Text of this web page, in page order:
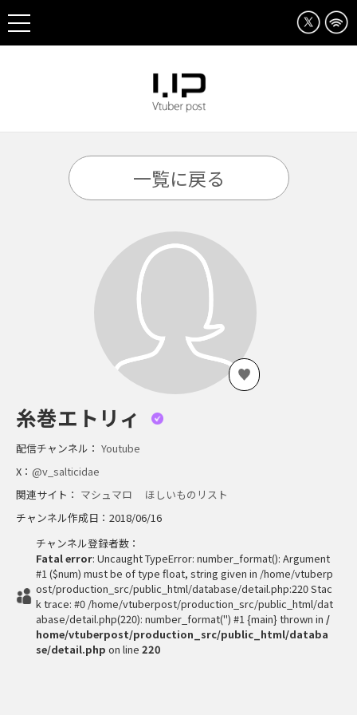
一覧に戻る
糸巻エトリィ
配信チャンネル： Youtube
X： @v_salticidae
関連サイト： マシュマロ
ほしいものリスト
チャンネル作成日：2018/06/16
チャンネル登録者数：
Fatal error: Uncaught TypeError: number_format(): Argument
#1 ($num) must be of type float, string given in /home/vtuberp
ost/production_src/public_html/database/detail.php:220 Stac
k trace: #0 /home/vtuberpost/production_src/public_html/dat
abase/detail.php(220): number_format('') #1 {main} thrown in /
home/vtuberpost/production_src/public_html/databa
se/detail.php on line 220